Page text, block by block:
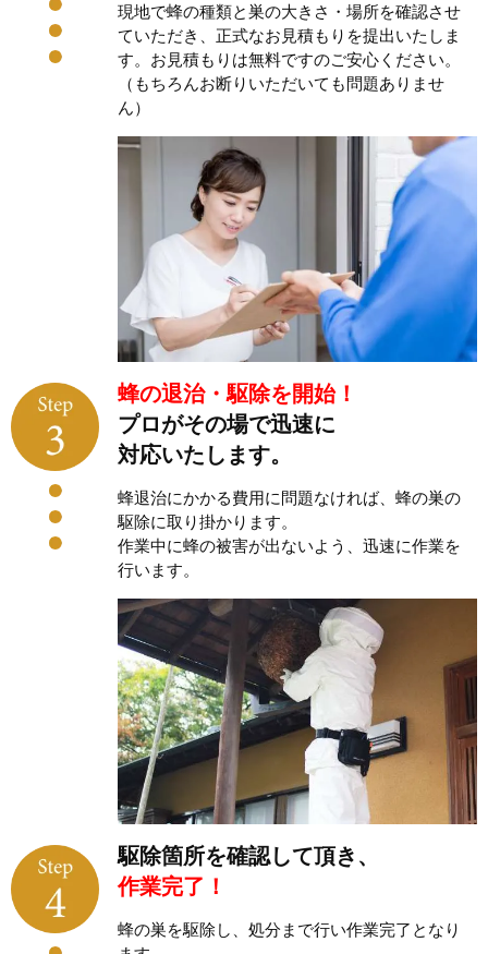
現地で蜂の種類と巣の大きさ・場所を確認させ
ていただき、正式なお見積もりを提出いたしま
す。お見積もりは無料ですのご安心ください。
（もちろんお断りいただいても問題ありませ
ん）
蜂の退治・駆除を開始！
プロがその場で迅速に
対応いたします。
蜂退治にかかる費用に問題なければ、蜂の巣の
駆除に取り掛かります。
作業中に蜂の被害が出ないよう、迅速に作業を
行います。
駆除箇所を確認して頂き、
作業完了！
蜂の巣を駆除し、処分まで行い作業完了となり